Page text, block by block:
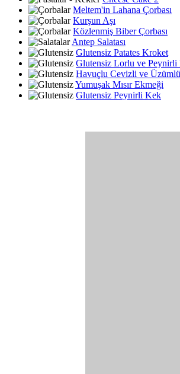
Meltem'in Lahana Çorbası
Kurşun Aşı
Közlenmiş Biber Çorbası
Antep Salatası
Glutensiz Patates Kroket
Glutensiz Lorlu ve Peynirli
Havuçlu Cevizli ve
Yumuşak Mısır Ekmeği
Glutensiz Peynirli Kek